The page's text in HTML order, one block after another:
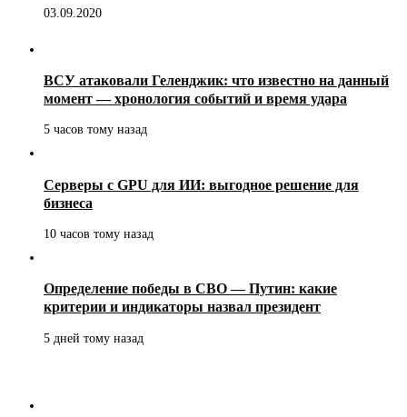
03.09.2020
ВСУ атаковали Геленджик: что известно на данный
момент — хронология событий и время удара
5 часов тому назад
Серверы с GPU для ИИ: выгодное решение для
бизнеса
10 часов тому назад
Определение победы в СВО — Путин: какие
критерии и индикаторы назвал президент
5 дней тому назад